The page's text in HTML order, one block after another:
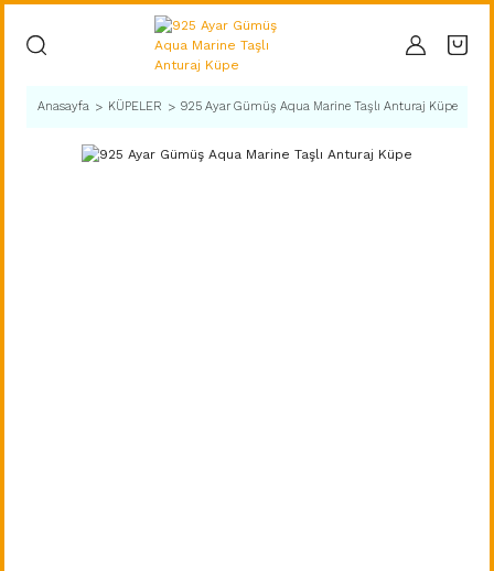
Anasayfa KÜPELER 925 Ayar Gümüş Aqua Marine Taşlı Anturaj Küpe